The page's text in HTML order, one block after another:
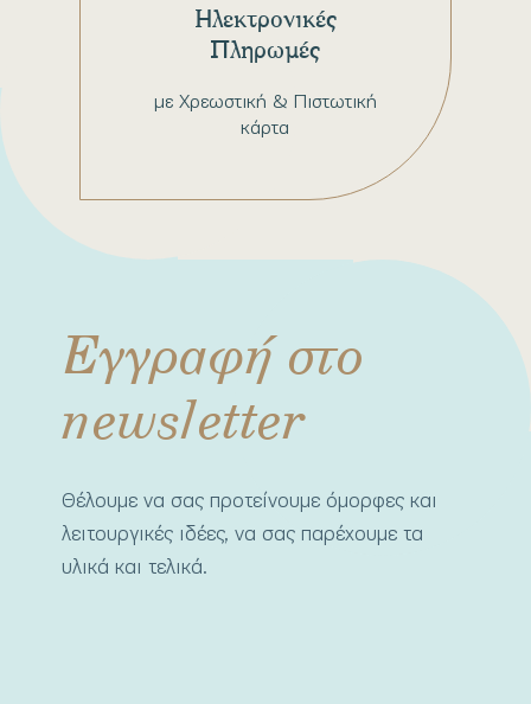
με Χρεωστική & Πιστωτική
κάρτα
Ηλεκτρονικές
Πληρωμές
Εγγραφή στο
newsletter
Θέλουμε να σας προτείνουμε όμορφες και
λειτουργικές ιδέες, να σας παρέχουμε τα
υλικά και τελικά.